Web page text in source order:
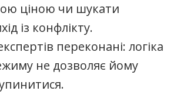
ціною чи шукати
із конфлікту.
переконані: логіка
не дозволяє йому